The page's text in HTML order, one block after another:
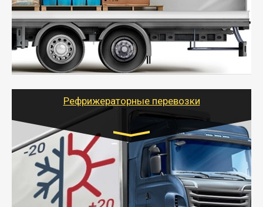
- Экономный способ доставить вещи от 200 кг в
другой город - догрузом или попутно. Попутные
грузоперевозки для физлиц, ИП и юрлиц обходятся
дешевле.
- Тайгер Логистик организует доставку
крупногабаритных и личных вещей по нужному
для погрузочно-разгрузочных работ при перевозке.
Рефрижераторные перевозки
Транспорт:
Газель (1,5 и 3 тонны), Бычок, Еврофура от 5 до
10 тонн
от 6000 руб.